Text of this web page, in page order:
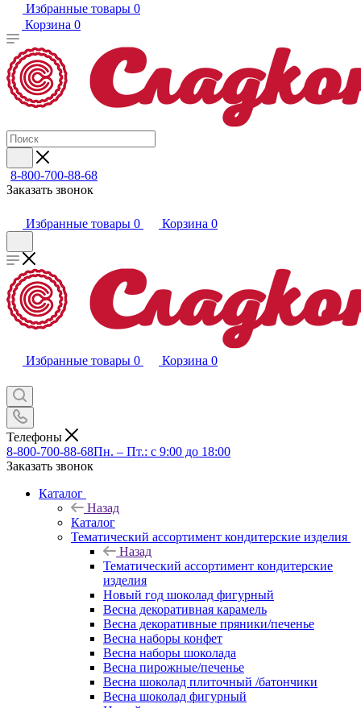
Избранные товары 0
Корзина 0
8-800-700-88-68
Заказать звонок
Избранные товары 0 Корзина 0
Избранные товары 0 Корзина 0
Телефоны
8-800-700-88-68Пн. – Пт.: с 9:00 до 18:00
Заказать звонок
Каталог
Назад
Каталог
Тематический ассортимент кондитерские изделия
Назад
Тематический ассортимент кондитерские
изделия
Новый год шоколад фигурный
Весна декоративная карамель
Весна декоративные пряники/печенье
Весна наборы конфет
Весна наборы шоколада
Весна пирожные/печенье
Весна шоколад плиточный /батончики
Весна шоколад фигурный